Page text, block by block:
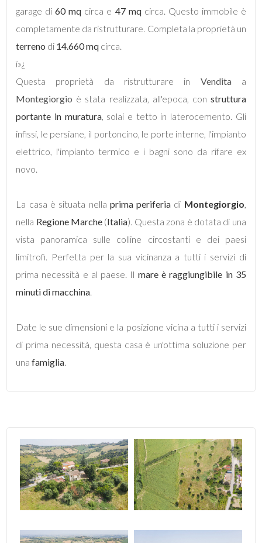
garage di60 mq circa e 47 mqcirca. Questo immobile è
completamente da ristrutturare. Completa la proprietà un
terreno di 14.660 mq circa.
ï»¿
Questa proprietà da ristrutturare in Venditaa
Montegiorgio è stata realizzata, all'epoca, con struttura
portante in muratura, solai e tetto in laterocemento. Gli
infissi, le persiane, il portoncino, le porte interne, l'impianto
elettrico, l'impianto termico e i bagni sono da rifare ex
novo.
La casa è situata nella prima periferia di Montegiorgio,
nella Regione Marche (Italia). Questa zona è dotata di una
vista panoramica sulle colline circostanti e dei paesi
limitrofi. Perfetta per la sua vicinanza a tutti i servizi di
prima necessità e al paese. Il mare è raggiungibile in 35
minuti di macchina.
Date le sue dimensioni e la posizione vicina a tutti i servizi
di prima necessità, questa casa è un'ottima soluzione per
unafamiglia.
Locali
minimi
2
3
4
5+
1
2
3